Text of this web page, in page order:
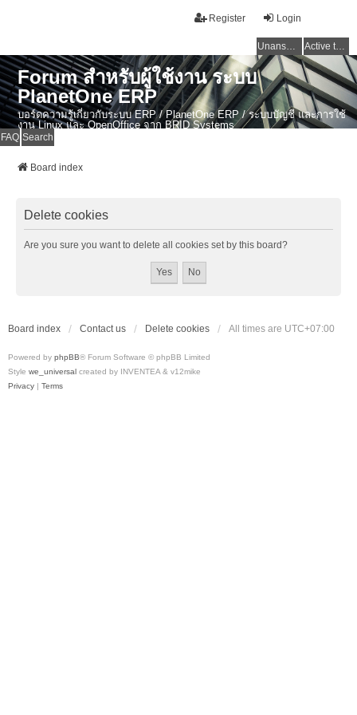
Login
Register
Unanswered topics Active topics
Forum สำหรับผู้ใช้งาน ระบบ
PlanetOne ERP
บอร์ดความรู้เกี่ยวกับระบบ ERP / PlanetOne ERP / ระบบบัญชี และการใช้
งาน Linux และ OpenOffice จาก BRID Systems
FAQ Search
Board index
Delete cookies
Are you sure you want to delete all cookies set by this board?
Board index Contact us Delete cookies All times are UTC+07:00
Powered by phpBB® Forum Software © phpBB Limited
Style we_universal created by INVENTEA & v12mike
Privacy | Terms